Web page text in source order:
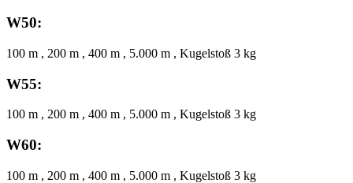
W50:
100 m , 200 m , 400 m , 5.000 m , Kugelstoß 3 kg
W55:
100 m , 200 m , 400 m , 5.000 m , Kugelstoß 3 kg
W60:
100 m , 200 m , 400 m , 5.000 m , Kugelstoß 3 kg